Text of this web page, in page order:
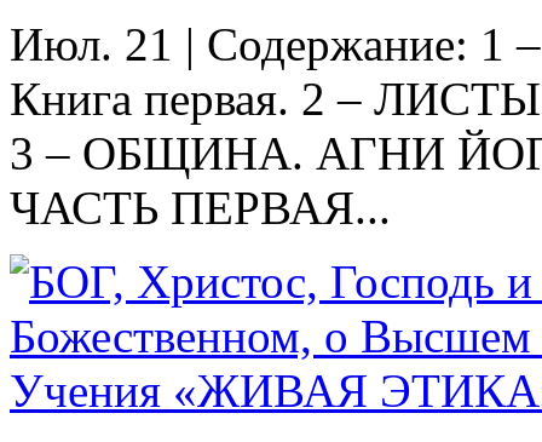
Июл. 21 | Содержание:
Книга первая. 2 –
3 – ОБЩИНА. АГНИ
ЧАСТЬ ПЕРВАЯ...